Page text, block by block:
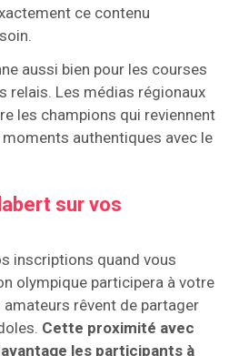
ce contenu
aussi bien pour les courses
relais. Les médias régionaux
les champions qui reviennent
authentiques avec le
sur vos
inscriptions quand vous
olympique participera à votre
rêvent de partager
Cette proximité avec
les participants à